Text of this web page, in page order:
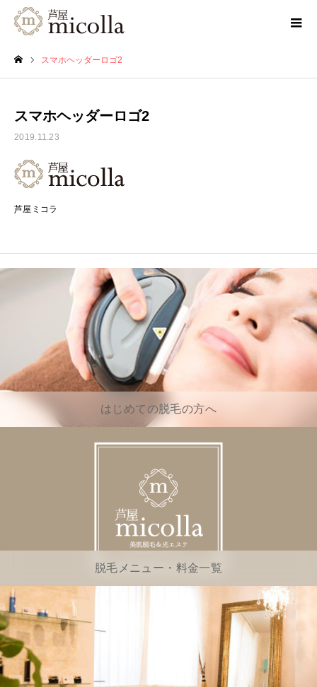
スマホヘッダーロゴ2
スマホヘッダーロゴ2
2019.11.23
芦屋ミコラ
はじめての脱毛の方へ
脱毛メニュー・料金一覧